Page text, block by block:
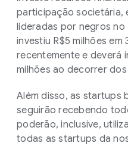
participação societária,
lideradas por negros no
investiu R$5 milhões
recentemente e deverá
milhões ao decorrer
Além disso, as startups
seguirão recebendo
poderão, inclusive,
todas as startups da